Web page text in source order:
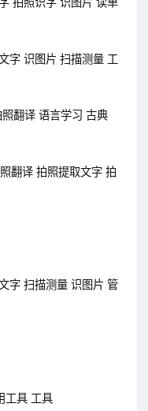
字 识图片 扫描测量 工
照翻译 语言学习 古典
翻译 拍照提取文字 拍
字 扫描测量 识图片 管
工具 工具